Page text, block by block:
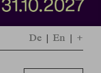
De | En | +